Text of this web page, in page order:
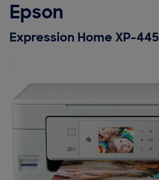
Epson
Expression Home XP-445